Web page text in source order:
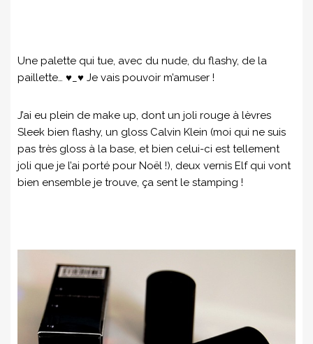
Une palette qui tue, avec du nude, du flashy, de la
paillette… ♥_♥ Je vais pouvoir m’amuser !
J’ai eu plein de make up, dont un joli rouge à lèvres
Sleek bien flashy, un gloss Calvin Klein (moi qui ne suis
pas très gloss à la base, et bien celui-ci est tellement
joli que je l’ai porté pour Noël !), deux vernis Elf qui vont
bien ensemble je trouve, ça sent le stamping !